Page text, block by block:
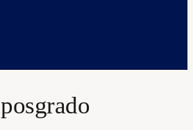
posgrado